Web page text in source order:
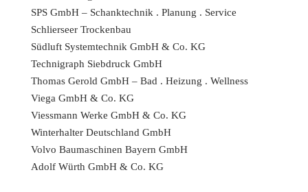
SPS GmbH – Schanktechnik . Planung . Service
Schlierseer Trockenbau
Südluft Systemtechnik GmbH & Co. KG
Technigraph Siebdruck GmbH
Thomas Gerold GmbH – Bad . Heizung . Wellness
Viega GmbH & Co. KG
Viessmann Werke GmbH & Co. KG
Winterhalter Deutschland GmbH
Volvo Baumaschinen Bayern GmbH
Adolf Würth GmbH & Co. KG